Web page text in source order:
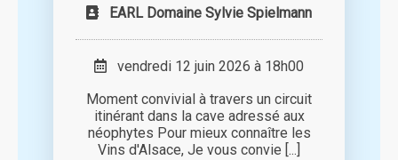
EARL Domaine Sylvie Spielmann
vendredi 12 juin 2026 à 18h00
Moment convivial à travers un circuit
itinérant dans la cave adressé aux
néophytes Pour mieux connaître les
Vins d'Alsace, Je vous convie [...]